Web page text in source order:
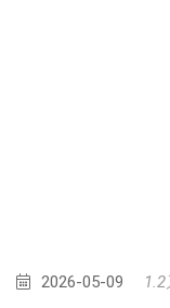
2026-05-09